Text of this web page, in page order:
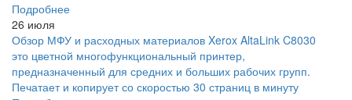
Подробнее
26 июля
Обзор МФУ и расходных материалов Xerox AltaLink C8030
это цветной многофункциональный принтер,
предназначенный для средних и больших рабочих групп.
Печатает и копирует со скоростью 30 страниц в минуту